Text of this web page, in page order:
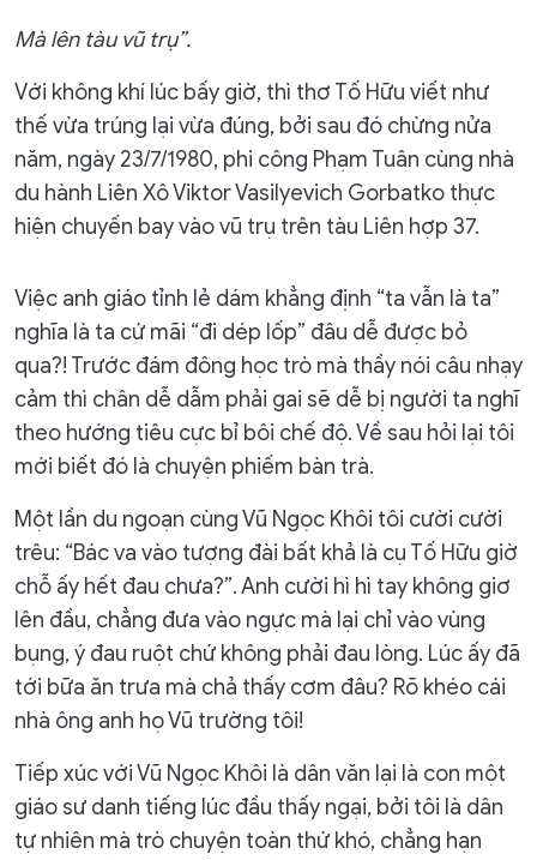
Mà lên tàu vũ trụ”.
Với không khí lúc bấy giờ, thì thơ Tố Hữu viết như
thế vừa trúng lại vừa đúng, bởi sau đó chừng nửa
năm, ngày 23/7/1980, phi công Phạm Tuân cùng nhà
du hành Liên Xô Viktor Vasilyevich Gorbatko thực
hiện chuyến bay vào vũ trụ trên tàu Liên hợp 37.
Việc anh giáo tỉnh lẻ dám khẳng định “ta vẫn là ta”
nghĩa là ta cứ mãi “đi dép lốp” đâu dễ được bỏ
qua?! Trước đám đông học trò mà thầy nói câu nhạy
cảm thì chân dễ dẫm phải gai sẽ dễ bị người ta nghĩ
theo hướng tiêu cực bỉ bôi chế độ. Về sau hỏi lại tôi
mới biết đó là chuyện phiếm bàn trà.
Một lần du ngoạn cùng Vũ Ngọc Khôi tôi cười cười
trêu: “Bác va vào tượng đài bất khả là cụ Tố Hữu giờ
chỗ ấy hết đau chưa?”. Anh cười hì hì tay không giơ
lên đầu, chẳng đưa vào ngực mà lại chỉ vào vùng
bụng, ý đau ruột chứ không phải đau lòng. Lúc ấy đã
tới bữa ăn trưa mà chả thấy cơm đâu? Rõ khéo cái
nhà ông anh họ Vũ trường tôi!
Tiếp xúc với Vũ Ngọc Khôi là dân văn lại là con một
giáo sư danh tiếng lúc đầu thấy ngại, bởi tôi là dân
tự nhiên mà trò chuyện toàn thứ khó, chẳng hạn